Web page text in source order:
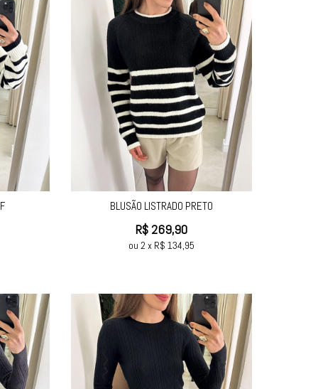
BLUSÃO LISTRADO PRETO
R$ 269,90
ou 2 x R$ 134,95